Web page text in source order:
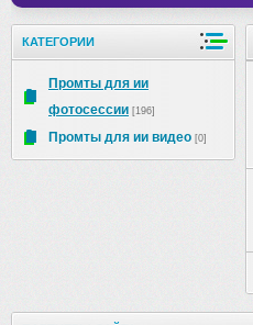
КАТЕГОРИИ
Промты для ии
фотосессии [196]
Промты для ии видео [0]